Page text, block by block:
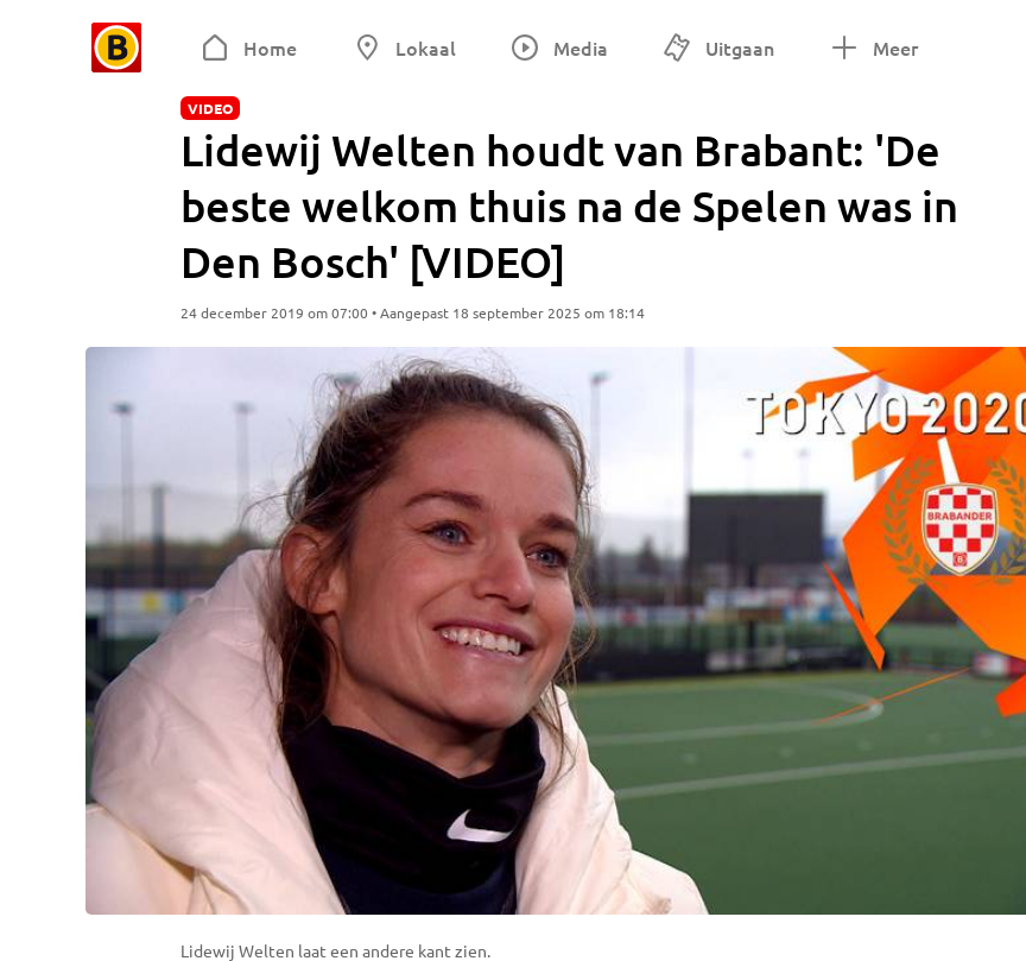
Home Lokaal Media Uitgaan Meer
VIDEO
Lidewij Welten houdt van Brabant: 'De
beste welkom thuis na de Spelen was in
Den Bosch' [VIDEO]
24 december 2019 om 07:00 • Aangepast 18 september 2025 om 18:14
Lidewij Welten laat een andere kant zien.